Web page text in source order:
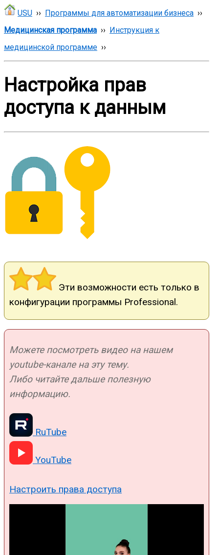
USU ›› Программы для автоматизации бизнеса ››
Медицинская программа ›› Инструкция к
медицинской программе ››
Настройка прав
доступа к данным
Эти возможности есть только в
конфигурации программы Professional.
Можете посмотреть видео на нашем
youtube-канале на эту тему.
Либо читайте дальше полезную
информацию.
RuTube
YouTube
Настроить права доступа